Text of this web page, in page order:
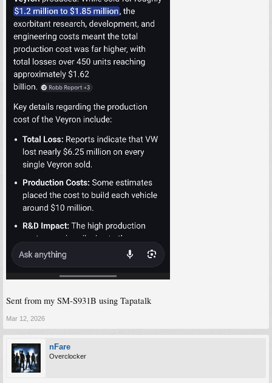
Sent from my SM-S931B using Tapatalk
Mar 12, 2026
nFare
Overclocker